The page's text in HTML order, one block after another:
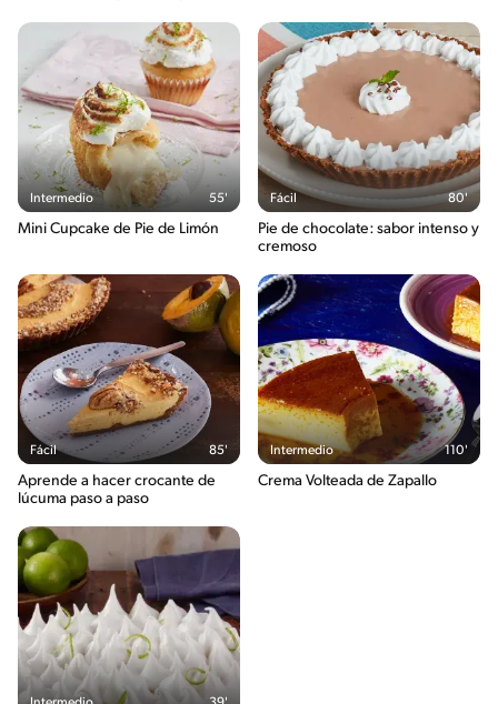
Intermedio 55'
Mini Cupcake de Pie de Limón
Fácil 80'
Pie de chocolate: sabor intenso y
cremoso
Fácil 85'
Aprende a hacer crocante de
lúcuma paso a paso
Intermedio 110'
Crema Volteada de Zapallo